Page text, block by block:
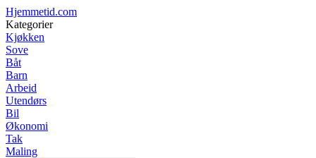
Hjemmetid.com
Kategorier
Kjøkken
Sove
Båt
Barn
Arbeid
Utendørs
Bil
Økonomi
Tak
Maling